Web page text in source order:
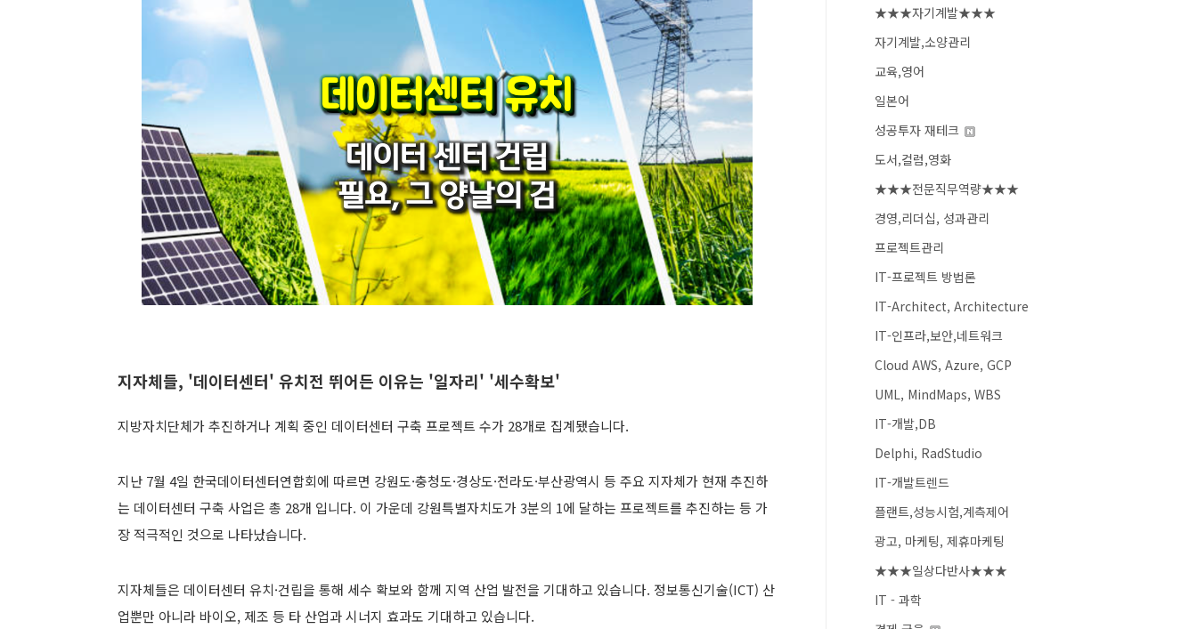
지자체들, '데이터센터' 유치전 뛰어든 이유는 '일자리' '세수확보'
지방자치단체가 추진하거나 계획 중인 데이터센터 구축 프로젝트 수가 28개로 집계됐습니다.
지난 7월 4일 한국데이터센터연합회에 따르면 강원도·충청도·경상도·전라도·부산광역시 등 주요 지자체가 현재 추진하
는 데이터센터 구축 사업은 총 28개 입니다. 이 가운데 강원특별자치도가 3분의 1에 달하는 프로젝트를 추진하는 등 가
장 적극적인 것으로 나타났습니다.
지자체들은 데이터센터 유치·건립을 통해 세수 확보와 함께 지역 산업 발전을 기대하고 있습니다. 정보통신기술(ICT) 산
업뿐만 아니라 바이오, 제조 등 타 산업과 시너지 효과도 기대하고 있습니다.
★★★자기계발★★★
자기계발,소양관리
교육,영어
일본어
성공투자 재테크
도서,컬럼,영화
★★★전문직무역량★★★
경영,리더십, 성과관리
프로젝트관리
IT-프로젝트 방법론
IT-Architect, Architecture
IT-인프라,보안,네트워크
Cloud AWS, Azure, GCP
UML, MindMaps, WBS
IT-개발,DB
Delphi, RadStudio
IT-개발트렌드
플랜트,성능시험,계측제어
광고, 마케팅, 제휴마케팅
★★★일상다반사★★★
IT - 과학